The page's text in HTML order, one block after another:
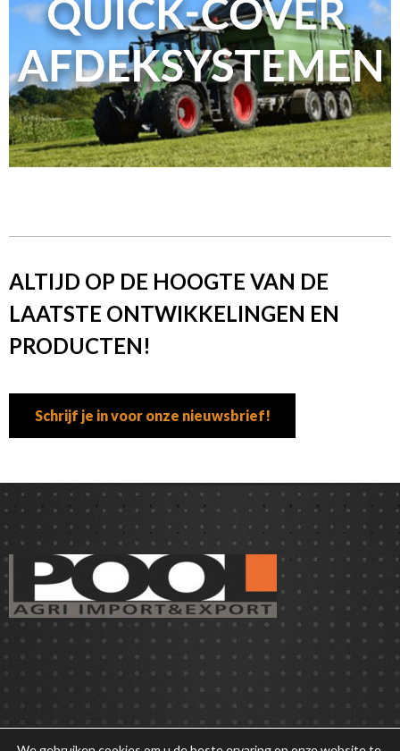
ALTIJD OP DE HOOGTE VAN DE
LAATSTE ONTWIKKELINGEN EN
PRODUCTEN!
Schrijf je in voor onze nieuwsbrief!